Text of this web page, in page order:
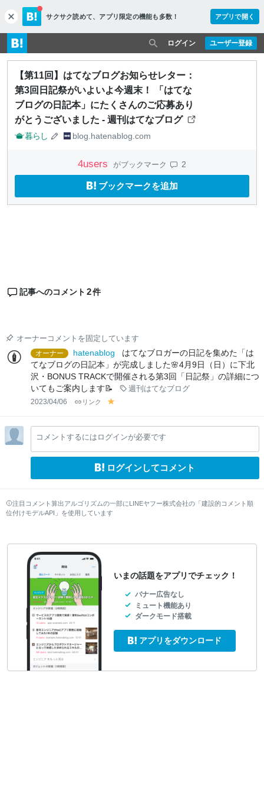
c
l
o
s
e
サクサク読めて、 アプリ限定の機能も多数！ アプリで開く
ユーザー登録
ログイン
【第11回】はてなブログお知らせレター：
第3回日記祭がいよいよ今週末！ 「はてな
ブログの日記本」にたくさんのご応募あり
がとうございました - 週刊はてなブログ
暮らし blog.hatenablog.com
4users がブックマーク 2
ブックマークを追加
記事へのコメント 2件
オーナーコメントを固定しています
オーナー
hatenablog
はてなブロガーの日記を集めた「は
てなブログの日記本」が完成しました🌸4月9日（日）に下北
沢・BONUS TRACKで開催される第3回「日記祭」の詳細につ
いてもご案内します📝
週刊はてなブログ
2023/04/06 リンク
lo
w
コメントするにはログインが必要です
ログインしてコメント
注目コメント算出アルゴリズムの一部にLINEヤフー株式会社の「建設的コメント順
位付けモデルAPI」を使用しています
いまの話題をアプリでチェック！
バナー広告なし
ミュート機能あり
ダークモード搭載
アプリをダウンロード